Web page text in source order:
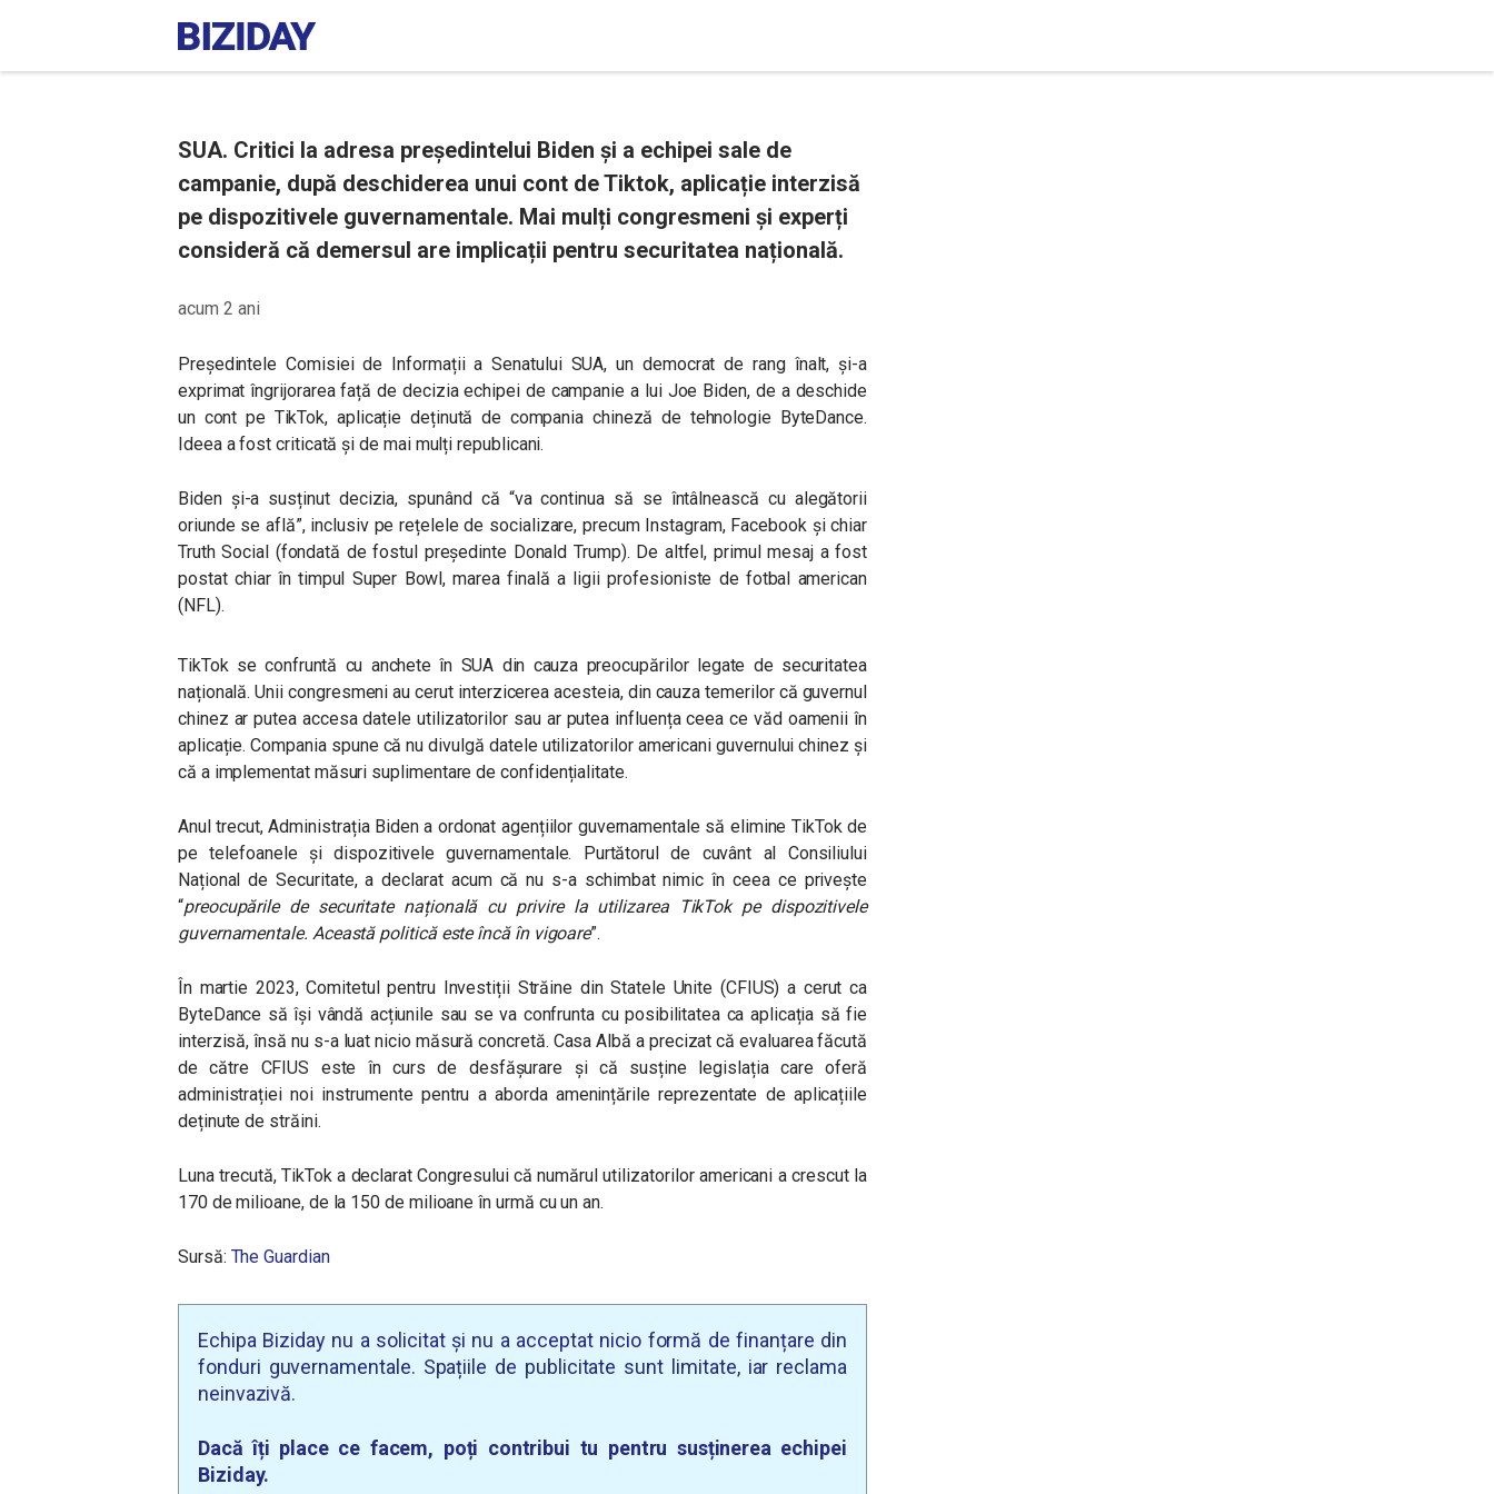
SUA. Critici la adresa președintelui Biden și a echipei sale de
campanie, după deschiderea unui cont de Tiktok, aplicație interzisă
pe dispozitivele guvernamentale. Mai mulți congresmeni și experți
consideră că demersul are implicații pentru securitatea națională.
acum 2 ani
Președintele Comisiei de Informații a Senatului SUA, un democrat de rang înalt, și-a
exprimat îngrijorarea față de decizia echipei de campanie a lui Joe Biden, de a deschide
un cont pe TikTok, aplicație deținută de compania chineză de tehnologie ByteDance.
Ideea a fost criticată și de mai mulți republicani.
Biden și-a susținut decizia, spunând că “va continua să se întâlnească cu alegătorii
oriunde se află”, inclusiv pe rețelele de socializare, precum Instagram, Facebook și chiar
Truth Social (fondată de fostul președinte Donald Trump). De altfel, primul mesaj a fost
postat chiar în timpul Super Bowl, marea finală a ligii profesioniste de fotbal american
(NFL).
TikTok se confruntă cu anchete în SUA din cauza preocupărilor legate de securitatea
națională. Unii congresmeni au cerut interzicerea acesteia, din cauza temerilor că guvernul
chinez ar putea accesa datele utilizatorilor sau ar putea influența ceea ce văd oamenii în
aplicație. Compania spune că nu divulgă datele utilizatorilor americani guvernului chinez și
că a implementat măsuri suplimentare de confidențialitate.
Anul trecut, Administrația Biden a ordonat agențiilor guvernamentale să elimine TikTok de
pe telefoanele și dispozitivele guvernamentale. Purtătorul de cuvânt al Consiliului
Național de Securitate, a declarat acum că nu s-a schimbat nimic în ceea ce privește
“preocupările de securitate națională cu privire la utilizarea TikTok pe dispozitivele
guvernamentale. Această politică este încă în vigoare”.
În martie 2023, Comitetul pentru Investiții Străine din Statele Unite (CFIUS) a cerut ca
ByteDance să își vândă acțiunile sau se va confrunta cu posibilitatea ca aplicația să fie
interzisă, însă nu s-a luat nicio măsură concretă. Casa Albă a precizat că evaluarea făcută
de către CFIUS este în curs de desfășurare și că susține legislația care oferă
administrației noi instrumente pentru a aborda amenințările reprezentate de aplicațiile
deținute de străini.
Luna trecută, TikTok a declarat Congresului că numărul utilizatorilor americani a crescut la
170 de milioane, de la 150 de milioane în urmă cu un an.
Sursă: The Guardian
Echipa Biziday nu a solicitat și nu a acceptat nicio formă de finanțare din
fonduri guvernamentale. Spațiile de publicitate sunt limitate, iar reclama
neinvazivă.
Dacă îți place ce facem, poți contribui tu pentru susținerea echipei
Biziday.